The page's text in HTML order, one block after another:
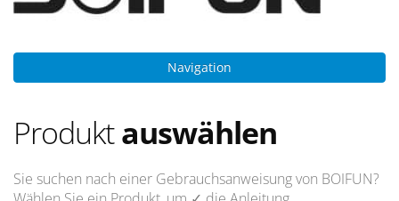
Navigation
Produktauswählen
Sie suchen nach einer Gebrauchsanweisung von BOIFUN?